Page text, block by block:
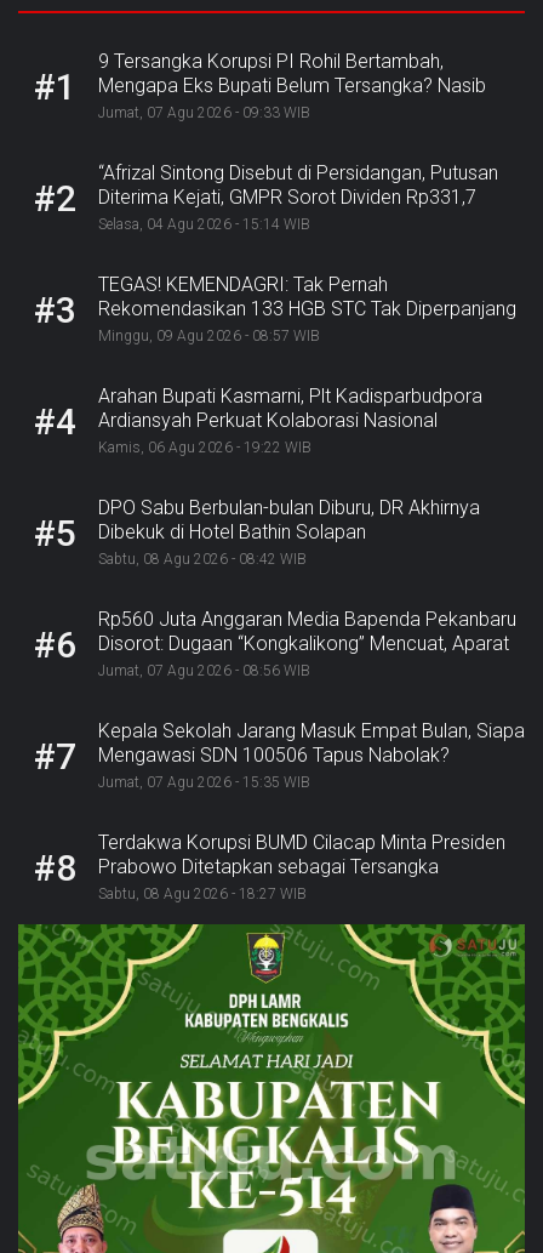
#1
9 Tersangka Korupsi PI Rohil Bertambah,
Mengapa Eks Bupati Belum Tersangka? Nasib
Rp9,2 Miliar
Jumat, 07 Agu 2026 - 09:33 WIB
#2
“Afrizal Sintong Disebut di Persidangan, Putusan
Diterima Kejati, GMPR Sorot Dividen Rp331,7
Miliar”
Selasa, 04 Agu 2026 - 15:14 WIB
#3
TEGAS! KEMENDAGRI: Tak Pernah
Rekomendasikan 133 HGB STC Tak Diperpanjang
Minggu, 09 Agu 2026 - 08:57 WIB
#4
Arahan Bupati Kasmarni, Plt Kadisparbudpora
Ardiansyah Perkuat Kolaborasi Nasional
Sukseskan Ekraforia 2026 dan Bangun Bengkalis
Kamis, 06 Agu 2026 - 19:22 WIB
#5
DPO Sabu Berbulan-bulan Diburu, DR Akhirnya
Dibekuk di Hotel Bathin Solapan
Sabtu, 08 Agu 2026 - 08:42 WIB
#6
Rp560 Juta Anggaran Media Bapenda Pekanbaru
Disorot: Dugaan “Kongkalikong” Mencuat, Aparat
Diminta Bergerak
Jumat, 07 Agu 2026 - 08:56 WIB
#7
Kepala Sekolah Jarang Masuk Empat Bulan, Siapa
Mengawasi SDN 100506 Tapus Nabolak?
Jumat, 07 Agu 2026 - 15:35 WIB
#8
Terdakwa Korupsi BUMD Cilacap Minta Presiden
Prabowo Ditetapkan sebagai Tersangka
Sabtu, 08 Agu 2026 - 18:27 WIB